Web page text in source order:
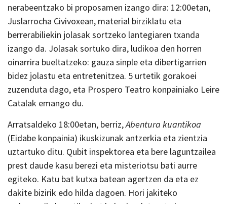
nerabeentzako bi proposamen izango dira: 12:00etan,
Juslarrocha Civivoxean, material birziklatu eta
berrerabiliekin jolasak sortzeko lantegiaren txanda
izango da. Jolasak sortuko dira, ludikoa den horren
oinarrira bueltatzeko: gauza sinple eta dibertigarrien
bidez jolastu eta entretenitzea. 5 urtetik gorakoei
zuzenduta dago, eta Prospero Teatro konpainiako Leire
Catalak emango du.
Arratsaldeko 18:00etan, berriz,Abentura kuantikoa
(Eidabe konpainia) ikuskizunak antzerkia eta zientzia
uztartuko ditu. Qubit inspektorea eta bere laguntzailea
prest daude kasu berezi eta misteriotsu bati aurre
egiteko. Katu bat kutxa batean agertzen da eta ez
dakite bizirik edo hilda dagoen. Hori jakiteko